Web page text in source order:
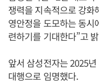
쟁력을 지속적으로 강화
영안정을 도모하는 동시
련하기를 기대한다”고
앞서 삼성전자는 2025
대행으로 임명했다.